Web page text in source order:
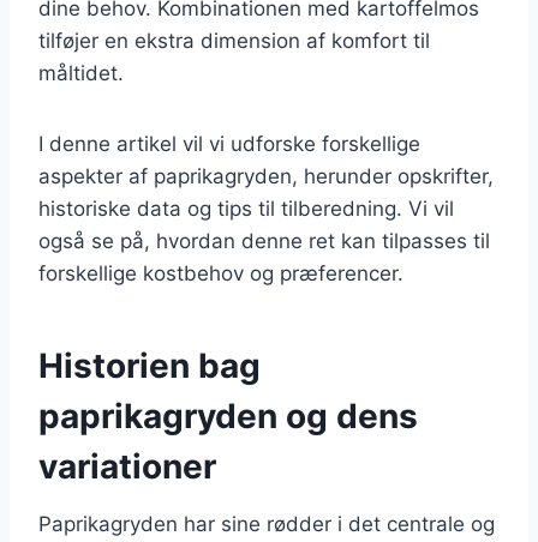
dine behov. Kombinationen med kartoffelmos
tilføjer en ekstra dimension af komfort til
måltidet.
I denne artikel vil vi udforske forskellige
aspekter af paprikagryden, herunder opskrifter,
historiske data og tips til tilberedning. Vi vil
også se på, hvordan denne ret kan tilpasses til
forskellige kostbehov og præferencer.
Historien bag
paprikagryden og dens
variationer
Paprikagryden har sine rødder i det centrale og